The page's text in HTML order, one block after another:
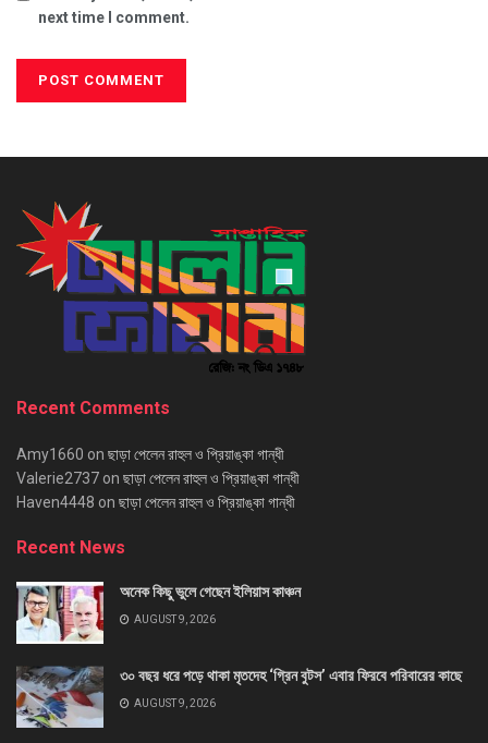
next time I comment.
Recent Comments
Amy1660 on ছাড়া পেলেন রাহুল ও প্রিয়াঙ্কা গান্ধী
Valerie2737 on ছাড়া পেলেন রাহুল ও প্রিয়াঙ্কা গান্ধী
Haven4448 on ছাড়া পেলেন রাহুল ও প্রিয়াঙ্কা গান্ধী
Recent News
অনেক কিছু ভুলে গেছেন ইলিয়াস কাঞ্চন
AUGUST 9, 2026
৩০ বছর ধরে পড়ে থাকা মৃতদেহ ‘গ্রিন বুটস’ এবার ফিরবে পরিবারের কাছে
AUGUST 9, 2026